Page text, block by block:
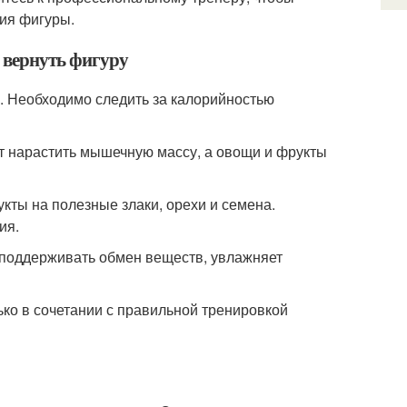
фигуры.
фигуру
следить за калорийностью
нарастить мышечную массу, а овощи и фрукты
на полезные злаки, орехи и семена.
обмен веществ, увлажняет
в сочетании с правильной тренировкой